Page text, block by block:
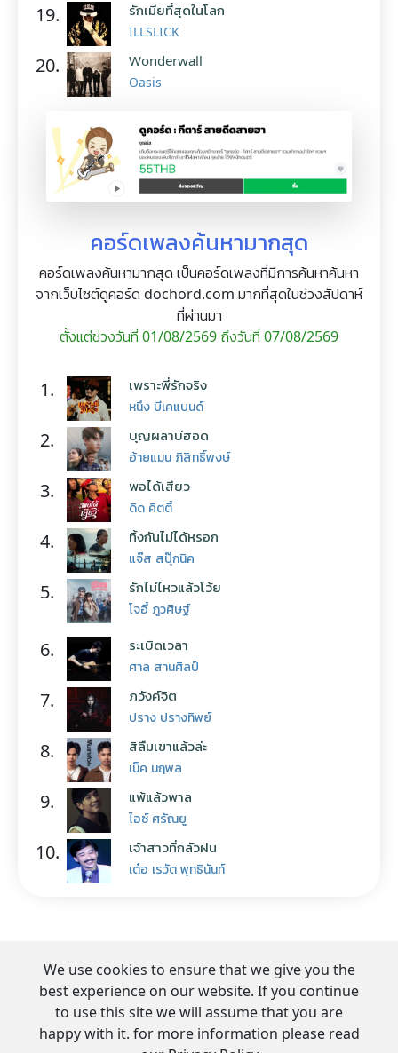
19. รักเมียที่สุดในโลก
ILLSLICK
20. Wonderwall
Oasis
คอร์ดเพลงค้นหามากสุด
คอร์ดเพลงค้นหามากสุด เป็นคอร์ดเพลงที่มีการค้นหาค้นหา
จากเว็บไซต์ดูคอร์ด dochord.com มากที่สุดในช่วงสัปดาห์
ที่ผ่านมา
ตั้งแต่ช่วงวันที่ 01/08/2569 ถึงวันที่ 07/08/2569
1. เพราะพี่รักจริง
หนึ่ง บีเคแบนด์
2. บุญผลาบ่ฮอด
อ้ายแมน ภิสิทธิ์พงษ์
3. พอได้เสียว
ดิด คิตตี้
4. ทิ้งกันไม่ได้หรอก
แจ๊ส สปุ๊กนิค
5. รักไม่ไหวแล้วโว้ย
โจอี้ ภูวศิษฐ์
6. ระเบิดเวลา
ศาล สานศิลป์
7. ภวังค์จิต
ปราง ปรางทิพย์
8. สิลืมเขาแล้วล่ะ
เน็ค นฤพล
9. แพ้แล้วพาล
ไอซ์ ศรัณยู
10. เจ้าสาวที่กลัวฝน
เต๋อ เรวัต พุทธินันท์
We use cookies to ensure that we give you the
best experience on our website. If you continue
to use this site we will assume that you are
happy with it. for more information please read